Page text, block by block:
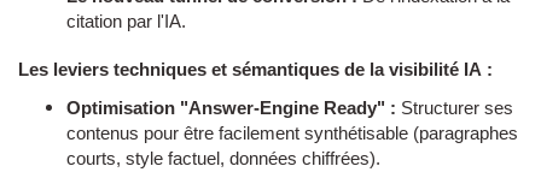
citation par l'IA.
Les leviers techniques et sémantiques de la visibilité IA :
Optimisation "Answer-Engine Ready" : Structurer ses
contenus pour être facilement synthétisable (paragraphes
courts, style factuel, données chiffrées).